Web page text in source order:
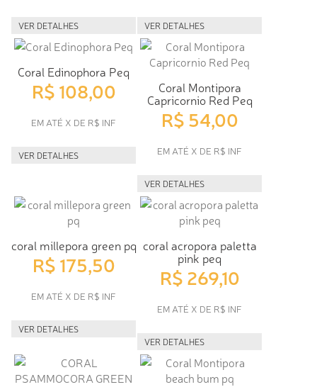
VER DETALHES VER DETALHES
Coral Edinophora Peq
R$ 108,00
EM ATÉ X DE R$ INF
VER DETALHES
Coral Montipora
Capricornio Red Peq
R$ 54,00
EM ATÉ X DE R$ INF
VER DETALHES
coral millepora green pq
R$ 175,50
EM ATÉ X DE R$ INF
VER DETALHES
coral acropora paletta
pink peq
R$ 269,10
EM ATÉ X DE R$ INF
VER DETALHES